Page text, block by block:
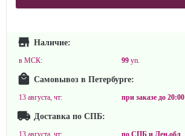
Наличие:
в МСК: 99 уп.
Самовывоз в Петербурге:
13 августа, чт: при заказе до 20:00
Доставка по СПБ:
13 августа, чт: по СПБ и Лен.обл